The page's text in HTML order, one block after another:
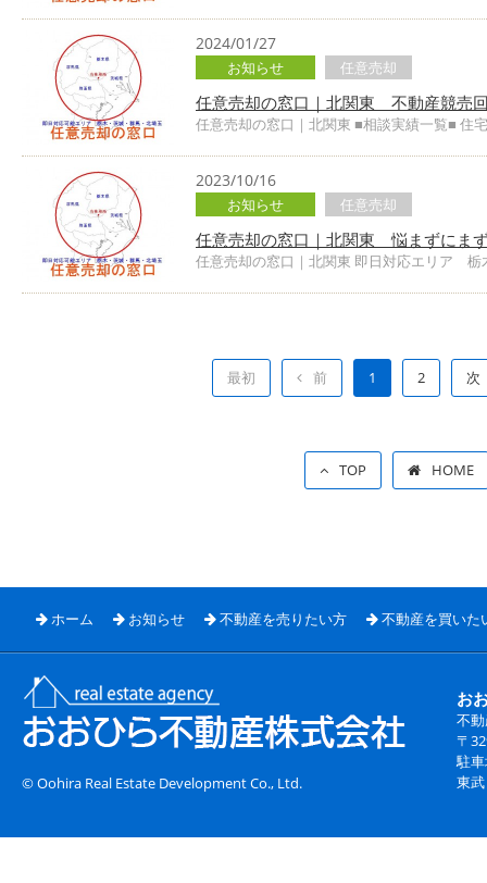
2024/01/27
お知らせ 任意売却
任意売却の窓口｜北関東 不動産競売
任意売却の窓口｜北関東 ■相談実績一覧■ 住
2023/10/16
お知らせ 任意売却
任意売却の窓口｜北関東 悩まずにま
任意売却の窓口｜北関東 即日対応エリア
最初 前 1 2 次
TOP HOME
ホーム お知らせ 不動産を売りたい方 不動産を買いた
お
不
〒
駐
東
© Oohira Real Estate Development Co., Ltd.